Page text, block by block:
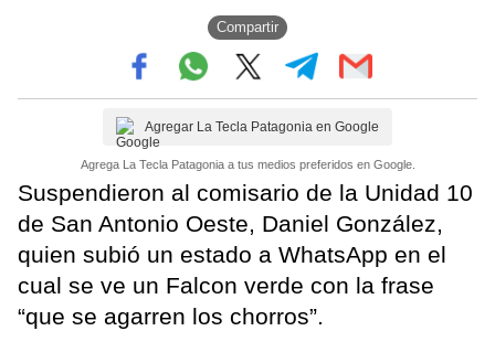
Compartir
Agregar La Tecla Patagonia en Google
Agrega La Tecla Patagonia a tus medios preferidos en Google.
Suspendieron al comisario de la Unidad 10
de San Antonio Oeste, Daniel González,
quien subió un estado a WhatsApp en el
cual se ve un Falcon verde con la frase
“que se agarren los chorros”.